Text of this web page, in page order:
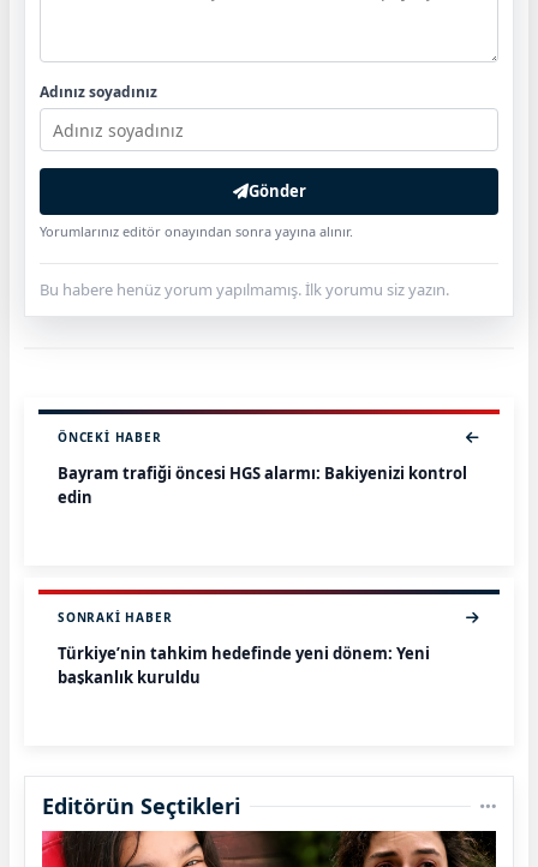
Adınız soyadınız
Gönder
Yorumlarınız editör onayından sonra yayına alınır.
Bu habere henüz yorum yapılmamış. İlk yorumu siz yazın.
ÖNCEKI HABER
Bayram trafiği öncesi HGS alarmı: Bakiyenizi kontrol
edin
SONRAKI HABER
Türkiye’nin tahkim hedefinde yeni dönem: Yeni
başkanlık kuruldu
Editörün Seçtikleri